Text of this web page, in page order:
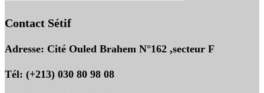
Contact Sétif
Adresse: Cité Ouled Brahem N°162 ,secteur F
Tél: (+213) 030 80 98 08